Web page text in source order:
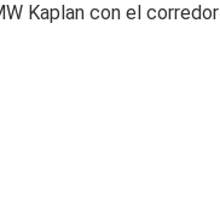
Kaplan con el corredor